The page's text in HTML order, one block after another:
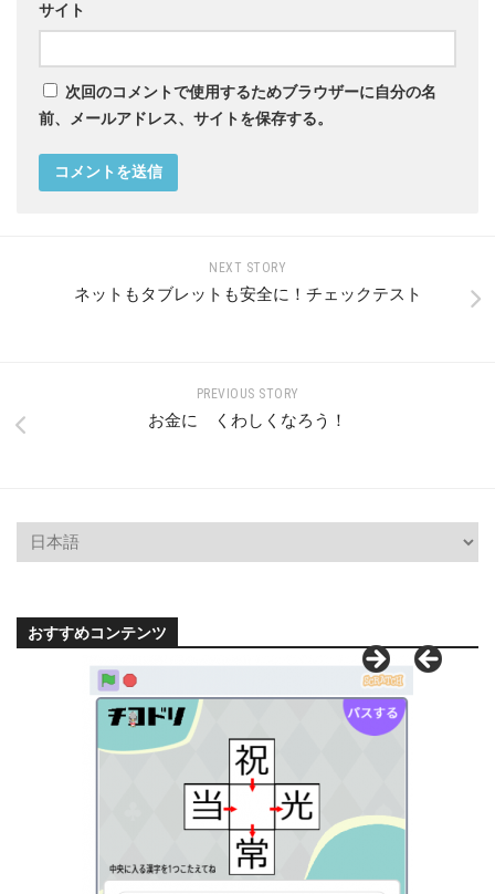
サイト
次回のコメントで使用するためブラウザーに自分の名
前、メールアドレス、サイトを保存する。
NEXT STORY
ネットもタブレットも安全に！チェックテスト
PREVIOUS STORY
お金に くわしくなろう！
おすすめコンテンツ